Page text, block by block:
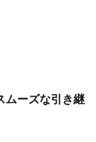
ムーズな引き継